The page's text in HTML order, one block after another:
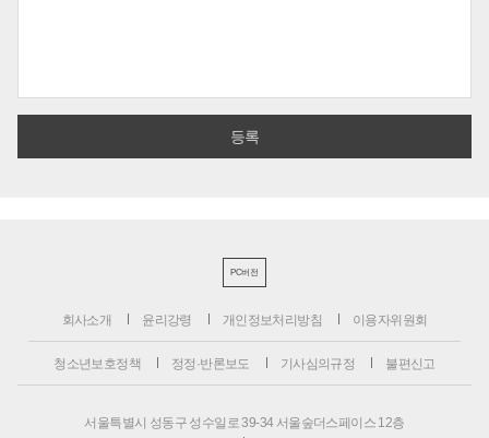
PC버전
회사소개 윤리강령 개인정보처리방침 이용자위원회
청소년보호정책 정정·반론보도 기사심의규정 불편신고
서울특별시 성동구 성수일로 39-34 서울숲더스페이스 12층